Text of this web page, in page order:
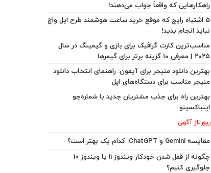
راهکارهایی که واقعاً جواب می‌دهند!
5 اشتباه رایج که موقع خرید ساعت هوشمند طرح اپل واچ
نباید انجام بدید!
مناسب‌ترین کارت گرافیک برای بازی و گیمینگ در سال
۲۰۲۵ | معرفی ۱۰ گزینه برتر برای گیمرها
بهترین دانلود منیجر برای آیفون: راهنمای انتخاب دانلود
منیجر مناسب برای دستگاه‌های اپل
بهترین راه برای جذب مشتریان جدید با شماره‌جو
اینباکسینو
رپورتاژ آگهی
مقایسه Gemini و ChatGPT: کدام یک بهتر است؟
چگونه از قفل شدن خودکار ویندوز 11 یا ویندوز 10
جلوگیری کنیم؟